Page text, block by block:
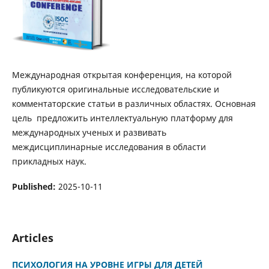
Международная открытая конференция, на которой
публикуются оригинальные исследовательские и
комментаторские статьи в различных областях. Основная
цель предложить интеллектуальную платформу для
международных ученых и развивать
междисциплинарные исследования в области
прикладных наук.
Published: 2025-10-11
Articles
ПСИХОЛОГИЯ НА УРОВНЕ ИГРЫ ДЛЯ ДЕТЕЙ